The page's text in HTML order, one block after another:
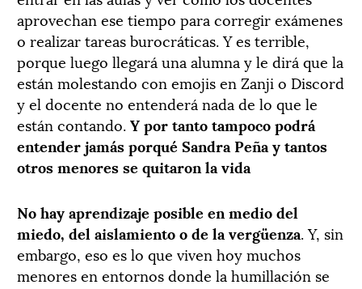
aprovechan ese tiempo para corregir exámenes
o realizar tareas burocráticas. Y es terrible,
porque luego llegará una alumna y le dirá que la
están molestando con emojis en Zanji o Discord
y el docente no entenderá nada de lo que le
están contando.Y por tanto tampoco podrá
entender jamás porqué Sandra Peña y tantos
otros menores se quitaron la vida
No hay aprendizaje posible en medio del
miedo, del aislamiento o de la vergüenza. Y, sin
embargo, eso es lo que viven hoy muchos
menores en entornos donde la humillación se